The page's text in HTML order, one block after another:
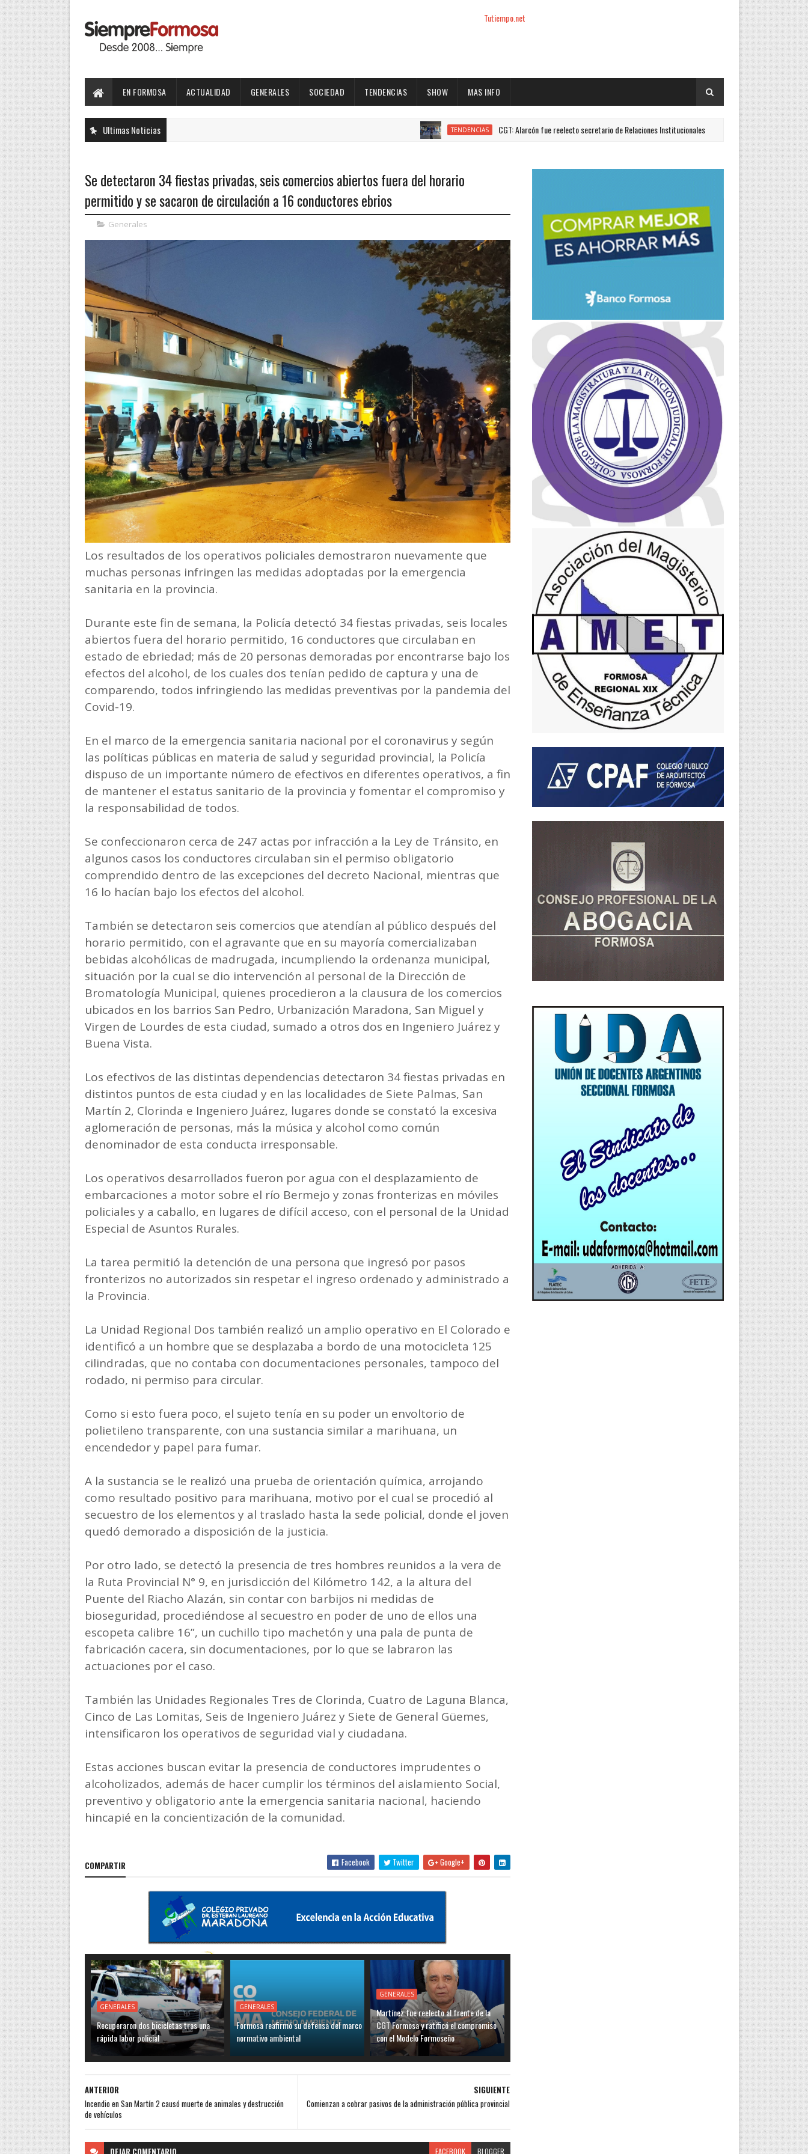
Tutiempo.net
EN FORMOSA ACTUALIDAD GENERALES SOCIEDAD TENDENCIAS SHOW MAS INFO
Ultimas Noticias TENDENCIAS CGT: Alarcón fue reelecto secretario de Relaciones Institucionales DESTACADOS La Policía
Se detectaron 34 fiestas privadas, seis comercios abiertos fuera del horario
permitido y se sacaron de circulación a 16 conductores ebrios
Generales
Los resultados de los operativos policiales demostraron nuevamente que
muchas personas infringen las medidas adoptadas por la emergencia
sanitaria en la provincia.
Durante este fin de semana, la Policía detectó 34 fiestas privadas, seis locales
abiertos fuera del horario permitido, 16 conductores que circulaban en
estado de ebriedad; más de 20 personas demoradas por encontrarse bajo los
efectos del alcohol, de los cuales dos tenían pedido de captura y una de
comparendo, todos infringiendo las medidas preventivas por la pandemia del
Covid-19.
En el marco de la emergencia sanitaria nacional por el coronavirus y según
las políticas públicas en materia de salud y seguridad provincial, la Policía
dispuso de un importante número de efectivos en diferentes operativos, a fin
de mantener el estatus sanitario de la provincia y fomentar el compromiso y
la responsabilidad de todos.
Se confeccionaron cerca de 247 actas por infracción a la Ley de Tránsito, en
algunos casos los conductores circulaban sin el permiso obligatorio
comprendido dentro de las excepciones del decreto Nacional, mientras que
16 lo hacían bajo los efectos del alcohol.
También se detectaron seis comercios que atendían al público después del
horario permitido, con el agravante que en su mayoría comercializaban
bebidas alcohólicas de madrugada, incumpliendo la ordenanza municipal,
situación por la cual se dio intervención al personal de la Dirección de
Bromatología Municipal, quienes procedieron a la clausura de los comercios
ubicados en los barrios San Pedro, Urbanización Maradona, San Miguel y
Virgen de Lourdes de esta ciudad, sumado a otros dos en Ingeniero Juárez y
Buena Vista.
Los efectivos de las distintas dependencias detectaron 34 fiestas privadas en
distintos puntos de esta ciudad y en las localidades de Siete Palmas, San
Martín 2, Clorinda e Ingeniero Juárez, lugares donde se constató la excesiva
aglomeración de personas, más la música y alcohol como común
denominador de esta conducta irresponsable.
Los operativos desarrollados fueron por agua con el desplazamiento de
embarcaciones a motor sobre el río Bermejo y zonas fronterizas en móviles
policiales y a caballo, en lugares de difícil acceso, con el personal de la Unidad
Especial de Asuntos Rurales.
La tarea permitió la detención de una persona que ingresó por pasos
fronterizos no autorizados sin respetar el ingreso ordenado y administrado a
la Provincia.
La Unidad Regional Dos también realizó un amplio operativo en El Colorado e
identificó a un hombre que se desplazaba a bordo de una motocicleta 125
cilindradas, que no contaba con documentaciones personales, tampoco del
rodado, ni permiso para circular.
Como si esto fuera poco, el sujeto tenía en su poder un envoltorio de
polietileno transparente, con una sustancia similar a marihuana, un
encendedor y papel para fumar.
A la sustancia se le realizó una prueba de orientación química, arrojando
como resultado positivo para marihuana, motivo por el cual se procedió al
secuestro de los elementos y al traslado hasta la sede policial, donde el joven
quedó demorado a disposición de la justicia.
Por otro lado, se detectó la presencia de tres hombres reunidos a la vera de
la Ruta Provincial N° 9, en jurisdicción del Kilómetro 142, a la altura del
Puente del Riacho Alazán, sin contar con barbijos ni medidas de
bioseguridad, procediéndose al secuestro en poder de uno de ellos una
escopeta calibre 16”, un cuchillo tipo machetón y una pala de punta de
fabricación cacera, sin documentaciones, por lo que se labraron las
actuaciones por el caso.
También las Unidades Regionales Tres de Clorinda, Cuatro de Laguna Blanca,
Cinco de Las Lomitas, Seis de Ingeniero Juárez y Siete de General Güemes,
intensificaron los operativos de seguridad vial y ciudadana.
Estas acciones buscan evitar la presencia de conductores imprudentes o
alcoholizados, además de hacer cumplir los términos del aislamiento Social,
preventivo y obligatorio ante la emergencia sanitaria nacional, haciendo
hincapié en la concientización de la comunidad.
COMPARTIR Facebook Twitter Google+
GENERALES
Recuperaron dos bicicletas tras una
rápida labor policial
GENERALES
Formosa reafirmó su defensa del marco
normativo ambiental
GENERALES
Martínez fue reelecto al frente de la
CGT Formosa y ratificó el compromiso
con el Modelo Formoseño
SIGUIENTE
Comienzan a cobrar pasivos de la administración pública provincial
ANTERIOR
Incendio en San Martín 2 causó muerte de animales y destrucción
de vehículos
DEJAR COMENTARIO FACEBOOK BLOGGER